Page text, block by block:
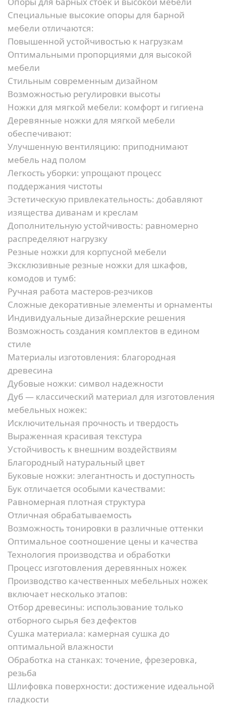
Специальные высокие опоры для барной
мебели отличаются:
Повышенной устойчивостью к нагрузкам
Оптимальными пропорциями для высокой
мебели
Стильным современным дизайном
Возможностью регулировки высоты
Ножки для мягкой мебели: комфорт и гигиена
Деревянные ножки для мягкой мебели
обеспечивают:
Улучшенную вентиляцию: приподнимают
мебель над полом
Легкость уборки: упрощают процесс
поддержания чистоты
Эстетическую привлекательность: добавляют
изящества диванам и креслам
Дополнительную устойчивость: равномерно
распределяют нагрузку
Резные ножки для корпусной мебели
Эксклюзивные резные ножки для шкафов,
комодов и тумб:
Ручная работа мастеров-резчиков
Сложные декоративные элементы и орнаменты
Индивидуальные дизайнерские решения
Возможность создания комплектов в едином
стиле
Материалы изготовления: благородная
древесина
Дубовые ножки: символ надежности
Дуб — классический материал для изготовления
мебельных ножек:
Исключительная прочность и твердость
Выраженная красивая текстура
Устойчивость к внешним воздействиям
Благородный натуральный цвет
Буковые ножки: элегантность и доступность
Бук отличается особыми качествами:
Равномерная плотная структура
Отличная обрабатываемость
Возможность тонировки в различные оттенки
Оптимальное соотношение цены и качества
Технология производства и обработки
Процесс изготовления деревянных ножек
Производство качественных мебельных ножек
включает несколько этапов:
Отбор древесины: использование только
отборного сырья без дефектов
Сушка материала: камерная сушка до
оптимальной влажности
Обработка на станках: точение, фрезеровка,
резьба
Шлифовка поверхности: достижение идеальной
гладкости